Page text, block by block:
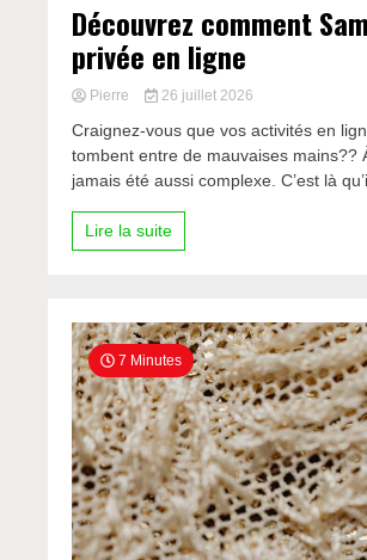
Découvrez comment
privée en ligne
Pierre 26 juillet 2026
Craignez-vous que vos activités en
tombent entre de mauvaises mains??
jamais été aussi complexe. C’est là
Lire la suite
7 Minutes